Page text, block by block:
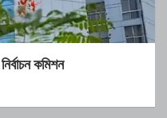
কমিশন